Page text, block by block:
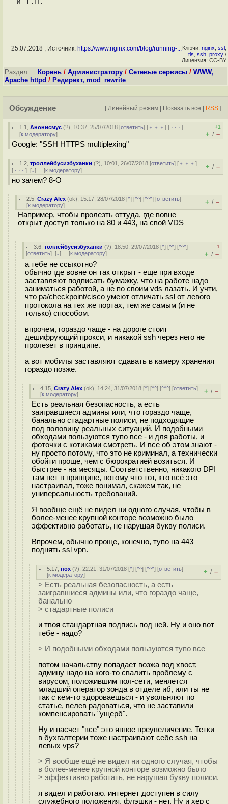
25.07.2018 , Источник: https://www.nginx.com/blog/running-...Ключи: nginx ssl
tls ssh proxy /
Лицензия: CC-BY
Раздел: Корень / Администратору / Сетевые сервисы / WWW,
Apache httpd / Редирект, mod_rewrite
Обсуждение [ Линейный режим | Показать все | RSS ]
1.1 ,Анонисмус (?), 10:37, 25/07/2018 [ответить] [ ﹢﹢﹢] [ · · ·]
[к модератору]
+1
+ / –
Google: "SSH HTTPS multiplexing"
1.2 ,троллейбусизбуханки (?), 10:01, 26/07/2018 [ответить] [ ﹢﹢﹢]
[ · · · ] [↓] [к модератору] + / –
но зачем? 8-O
2.5 ,Crazy Alex (ok), 15:17, 28/07/2018 [^] [^^] [^^^] [ответить]
[к модератору] + / –
Например, чтобы пролезть оттуда, где вовне
открыт доступ только на 80 и 443, на свой VDS
3.6 ,толлейбусизбуханки (?), 18:50, 29/07/2018 [^] [^^] [^^^]
[ответить] [↓] [к модератору]
–1
+ / –
а тебе не ссыкотно?
обычно где вовне он так открыт - еще при входе
заставляют подписать бумажку, что на работе надо
заниматься работой, а не по своим vds лазать. И учти,
что pa/checkpoint/cisco умеют отличать ssl от левого
протокола на тех же портах, тем же самым (и не
только) способом.
впрочем, гораздо чаще - на дороге стоит
дешифрующий прокси, и никакой ssh через него не
пролезет в принципе.
а вот мобилы заставляют сдавать в камеру хранения
гораздо позже.
4.15 ,Crazy Alex (ok), 14:24, 31/07/2018 [^] [^^] [^^^] [ответить]
[к модератору] + / –
Есть реальная безопасность, а есть
заигравшиеся админы или, что гораздо чаще,
банально стадартные полиси, не подходящие
под половину реальных ситуаций. И подобными
обходами пользуются тупо все - и для работы, и
фоточки с котиками смотреть. И все об этом знают -
ну просто потому, что это не криминал, а технически
обойти проще, чем с бюрократией возиться. И
быстрее - на месяцы. Соответственно, никакого DPI
там нет в принципе, потому что тот, кто всё это
настраивал, тоже понимал, скажем так, не
универсальность требований.
Я вообще ещё не видел ни одного случая, чтобы в
более-менее крупной конторе возможно было
эффективно работать, не нарушая букву полиси.
Впрочем, обычно проще, конечно, тупо на 443
поднять ssl vpn.
5.17 ,пох (?), 22:21, 31/07/2018 [^] [^^] [^^^] [ответить]
[к модератору] + / –
> Есть реальная безопасность, а есть
заигравшиеся админы или, что гораздо чаще,
банально
> стадартные полиси
и твоя стандартная подпись под ней. Ну и оно вот
тебе - надо?
> И подобными обходами пользуются тупо все
потом начальству попадает возжа под хвост,
админу надо на кого-то свалить проблему с
вирусом, положившим пол-сети, меняется
младший оператор зонда в отделе иб, или ты не
так с кем-то здороваешься - и увольняют по
статье, велев радоваться, что не заставили
компенсировать "ущерб".
Ну и насчет "все" это явное преувеличение. Тетки
в бухгалтерии тоже настраивают себе ssh на
левых vps?
> Я вообще ещё не видел ни одного случая, чтобы
в более-менее крупной конторе возможно было
> эффективно работать, не нарушая букву полиси.
я видел и работаю. интернет доступен в силу
служебного положения, флэшки - нет. Ну и хер с